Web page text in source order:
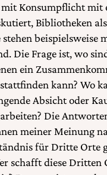
Konsumpflicht mit
Bibliotheken
beispielsweise
Die Frage ist, wo
ein
kann? Wo
Absicht oder
Die
meiner Meinung
für Dritte Orte
schafft diese Dritten